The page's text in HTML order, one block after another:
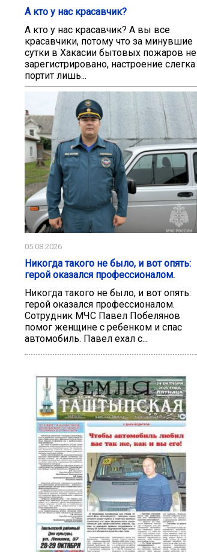
А кто у нас красавчик?
А кто у нас красавчик? А вы все
красавчики, потому что за минувшие
сутки в Хакасии бытовых пожаров не
зарегистрировано, настроение слегка
портит лишь...
05.08.2026
Никогда такого не было, и вот опять:
герой оказался профессионалом.
Никогда такого не было, и вот опять:
герой оказался профессионалом.
Сотрудник МЧС Павел Побелянов
помог женщине с ребенком и спас
автомобиль. Павел ехал с...